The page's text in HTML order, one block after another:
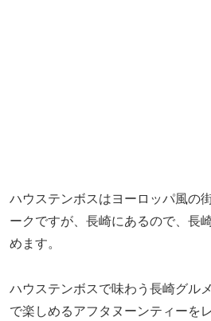
ハウステンボスはヨーロッパ風の
ークですが、長崎にあるので、長
めます。
ハウステンボスで味わう長崎グル
で楽しめるアフタヌーンティーを